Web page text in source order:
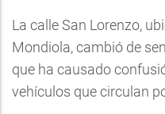
La calle San Lorenzo,
Mondiola, cambió de
que ha causado
vehículos que circulan